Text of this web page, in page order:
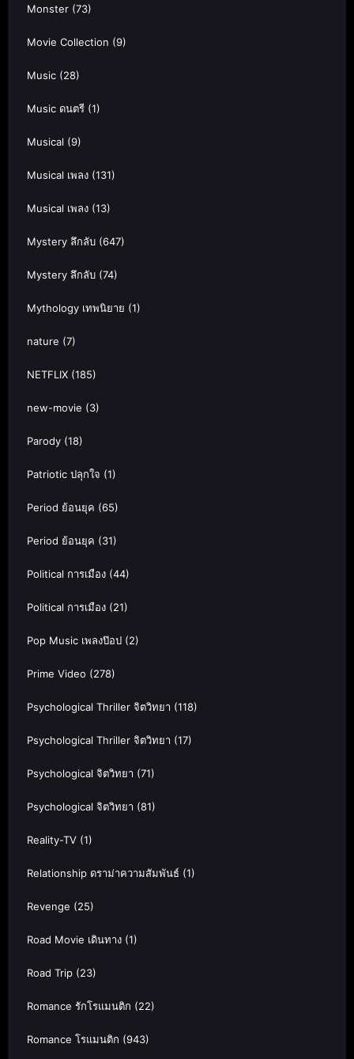
Monster (73)
Movie Collection (9)
Music (28)
Music ดนตรี (1)
Musical (9)
Musical เพลง (131)
Musical เพลง (13)
Mystery ลึกลับ (647)
Mystery ลึกลับ (74)
Mythology เทพนิยาย (1)
nature (7)
NETFLIX (185)
new-movie (3)
Parody (18)
Patriotic ปลุกใจ (1)
Period ย้อนยุค (65)
Period ย้อนยุค (31)
Political การเมือง (44)
Political การเมือง (21)
Pop Music เพลงป๊อป (2)
Prime Video (278)
Psychological Thriller จิตวิทยา (118)
Psychological Thriller จิตวิทยา (17)
Psychological จิตวิทยา (71)
Psychological จิตวิทยา (81)
Reality-TV (1)
Relationship ดราม่าความสัมพันธ์ (1)
Revenge (25)
Road Movie เดินทาง (1)
Road Trip (23)
Romance รักโรแมนติก (22)
Romance โรแมนติก (943)